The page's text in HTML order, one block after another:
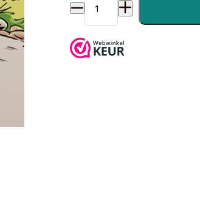
Wielergek 08. aantal